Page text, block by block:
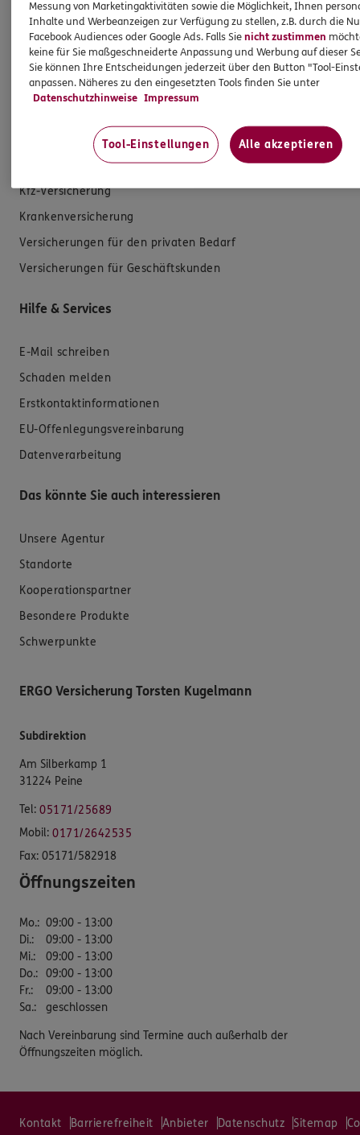
Zahnversicherungen
Kfz-Versicherung
Krankenversicherung
Versicherungen für den privaten Bedarf
Versicherungen für Geschäftskunden
Hilfe & Services
E-Mail schreiben
Schaden melden
Erstkontaktinformationen
EU-Offenlegungsvereinbarung
Datenverarbeitung
Das könnte Sie auch interessieren
Unsere Agentur
Standorte
Kooperationspartner
Besondere Produkte
Schwerpunkte
ERGO Versicherung Torsten Kugelmann
Subdirektion
Am Silberkamp 1
31224 Peine
Tel: 05171/25689
Mobil: 0171/2642535
Fax: 05171/582918
Öffnungszeiten
Mo.: 09:00 - 13:00
Di.:
09:00 - 13:00
Mi.:
09:00 - 13:00
Do.: 09:00 - 13:00
Fr.:
09:00 - 13:00
Sa.: geschlossen
Nach Vereinbarung sind Termine auch außerhalb der
Öffnungszeiten möglich.
Kontakt Barrierefreiheit Anbieter Datenschutz Sitemap
Messung von Marketingaktivitäten sowie die Möglichkeit, Ihnen
Inhalte und Werbeanzeigen zur Verfügung zu stellen, z.B. durch die
Facebook Audiences oder Google Ads. Falls Sienicht zustimmen
keine für Sie maßgeschneiderte Anpassung und Werbung auf dieser
Sie können Ihre Entscheidungen jederzeit über den Button "Tool-
anpassen. Näheres zu den eingesetzten Tools finden Sie unter
Datenschutzhinweise Impressum
Tool-Einstellungen Alle akzeptieren